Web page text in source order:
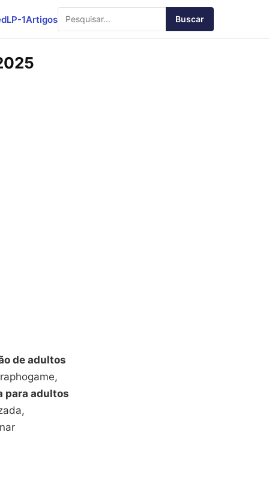
LP-1Artigos Buscar
de adultos
para adultos